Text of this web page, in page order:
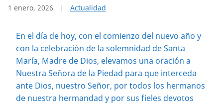
1 enero, 2026 Actualidad
En el día de hoy, con el comienzo del nuevo año y
con la celebración de la solemnidad de Santa
María, Madre de Dios, elevamos una oración a
Nuestra Señora de la Piedad para que interceda
ante Dios, nuestro Señor, por todos los hermanos
de nuestra hermandad y por sus fieles devotos